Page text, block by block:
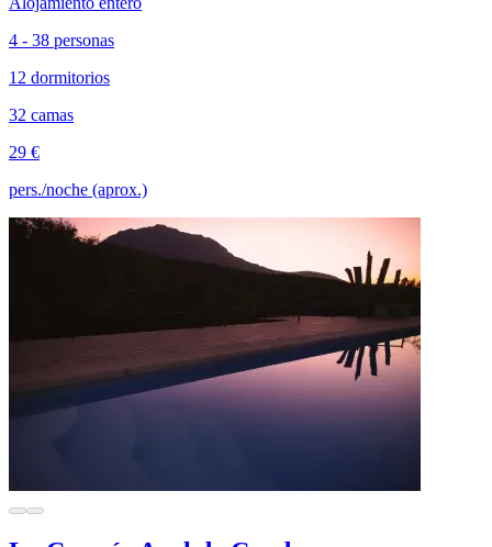
4 - 38 personas
12 dormitorios
32 camas
29 €
pers./noche (aprox.)